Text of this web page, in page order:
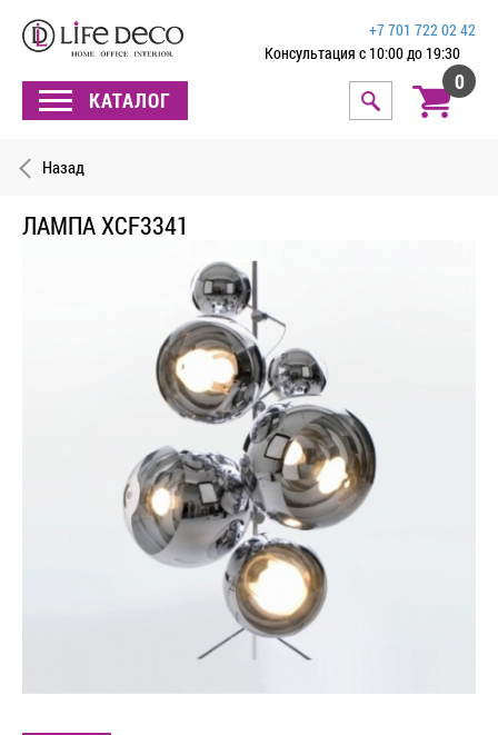
КАТАЛОГ
+7 701 722 02 42
Консультация с 10:00 до 19:30
0
Назад
ЛАМПА XCF3341